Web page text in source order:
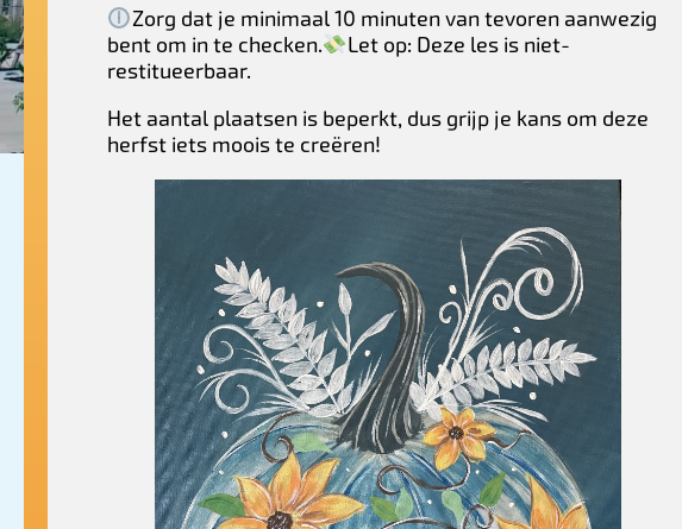
Zorg dat je minimaal 10 minuten van tevoren aanwezig
bent om in te checken.
Let op: Deze les is niet-
restitueerbaar.
Het aantal plaatsen is beperkt, dus grijp je kans om deze
herfst iets moois te creëren!